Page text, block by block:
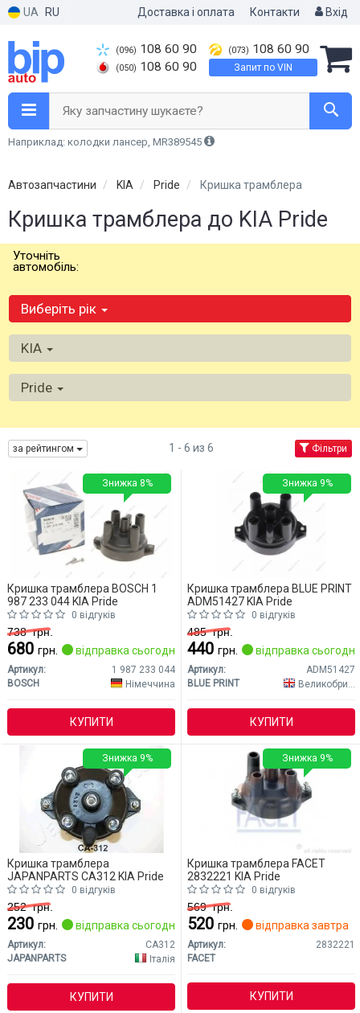
UA RU Доставка і оплата Контакти Вхід
(096) 108 60 90
(050) 108 60 90
(073) 108 60 90
Запит по VIN
Яку запчастину шукаєте?
Наприклад: колодки лансер, MR389545
Автозапчастини KIA Pride Кришка трамблера
Кришка трамблера до KIA Pride
Уточніть
автомобіль:
Виберіть рік
KIA
Pride
за рейтингом 1 - 6 из 6 Фільтри
Кришка трамблера BOSCH 1
987 233 044 KIA Pride
0 відгуків
738грн.
680 грн. відправка сьогодні
Артикул:
1 987 233 044
BOSCH
Німеччина
КУПИТИ
Знижка 8%
Кришка трамблера BLUE PRINT
ADM51427 KIA Pride
0 відгуків
485грн.
440 грн. відправка сьогодні
Артикул:
ADM51427
BLUE PRINT
Великобританія
КУПИТИ
Знижка 9%
Кришка трамблера
JAPANPARTS CA312 KIA Pride
0 відгуків
252грн.
230 грн. відправка сьогодні
Артикул:
CA312
JAPANPARTS
Італія
КУПИТИ
Знижка 9%
Кришка трамблера FACET
2832221 KIA Pride
0 відгуків
569грн.
520 грн. відправка завтра
Артикул:
2832221
FACET
КУПИТИ
Знижка 9%